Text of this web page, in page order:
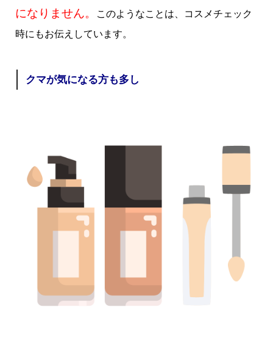
になりません。
このようなことは、コスメチェック
時にもお伝えしています。
クマが気になる方も多し